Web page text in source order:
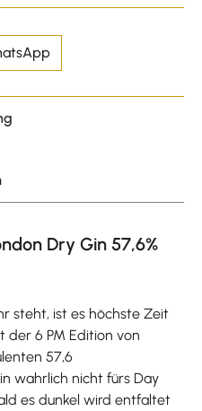
Dry Gin 57,6%
steht, ist es höchste Zeit
der 6 PM Edition von
57,6
wahrlich nicht fürs Day
es dunkel wird entfaltet